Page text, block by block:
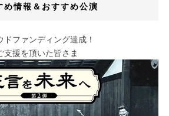
め情報＆おすすめ公演
ドファンディング達成！
支援を頂いた皆さま